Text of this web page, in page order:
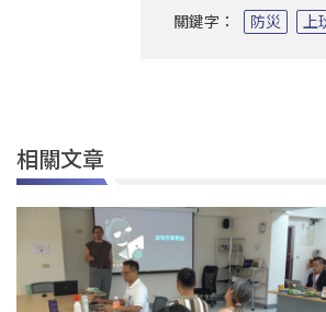
關鍵字： 防災 上
相關文章